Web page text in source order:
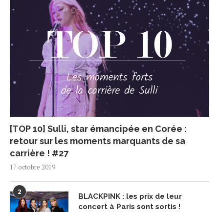
[TOP 10] Sulli, star émancipée en Corée :
retour sur les moments marquants de sa
carrière ! #27
17 octobre 2019
2
BLACKPINK : les prix de leur
concert à Paris sont sortis !